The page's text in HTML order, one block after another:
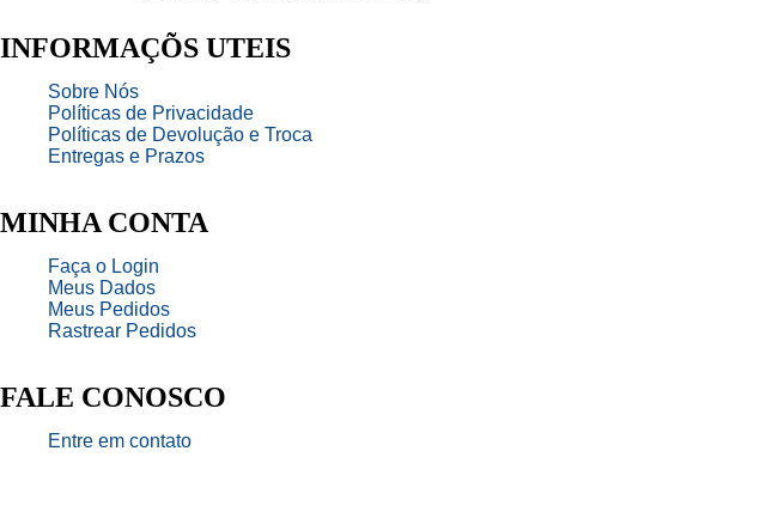
INFORMAÇÕS UTEIS
Sobre Nós
Políticas de Privacidade
Políticas de Devolução e Troca
Entregas e Prazos
MINHA CONTA
Faça o Login
Meus Dados
Meus Pedidos
Rastrear Pedidos
FALE CONOSCO
Entre em contato